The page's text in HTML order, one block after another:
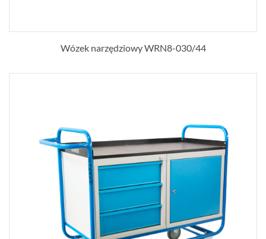
Wózek narzędziowy WRN8-030/44